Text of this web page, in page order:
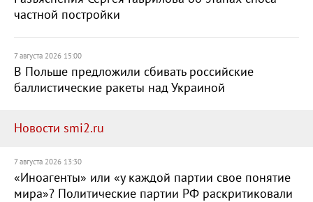
частной постройки
7 августа 2026 15:00
В Польше предложили сбивать российские
баллистические ракеты над Украиной
Новости smi2.ru
7 августа 2026 13:30
«Иноагенты» или «у каждой партии свое понятие
мира»? Политические партии РФ раскритиковали